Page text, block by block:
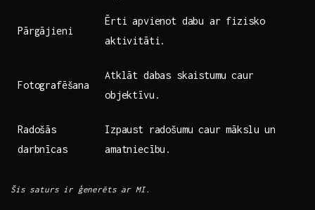
Pārgājieni
Ērti apvienot dabu ar fizisko ​
aktivitāti.
Fotografēšana
Atklāt dabas skaistumu caur⁢
objektīvu.
Radošās
darbnīcas
Izpaust radošumu caur mākslu un ​
amatniecību.
Šis saturs ir ģenerēts ar MI.